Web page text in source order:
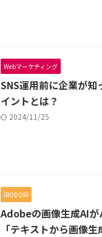
Webマーケティング
SNS運用前に企業が知
イントとは？
2024/11/25
IRODORI
Adobeの画像生成AIが
「テキストから画像